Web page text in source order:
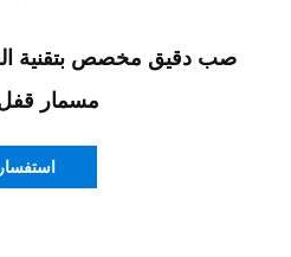
صب دقيق مخصص بتقنية
مسمار قفل
استفسار